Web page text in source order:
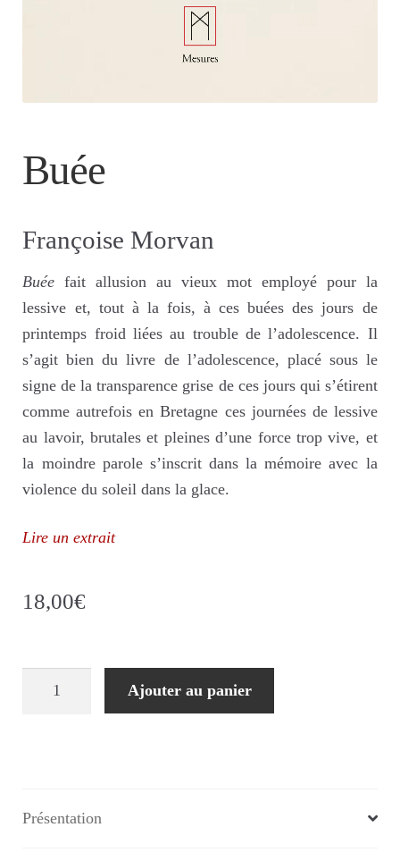
Buée
Françoise Morvan
Buée fait allusion au vieux mot employé pour la
lessive et, tout à la fois, à ces buées des jours de
printemps froid liées au trouble de l’adolescence. Il
s’agit bien du livre de l’adolescence, placé sous le
signe de la transparence grise de ces jours qui s’étirent
comme autrefois en Bretagne ces journées de lessive
au lavoir, brutales et pleines d’une force trop vive, et
la moindre parole s’inscrit dans la mémoire avec la
violence du soleil dans la glace.
Lire un extrait
18,00€
Ajouter au panier
Présentation